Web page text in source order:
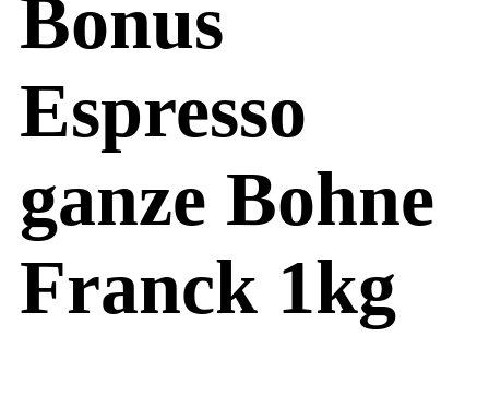
Bonus
Espresso
ganze Bohne
Franck 1kg